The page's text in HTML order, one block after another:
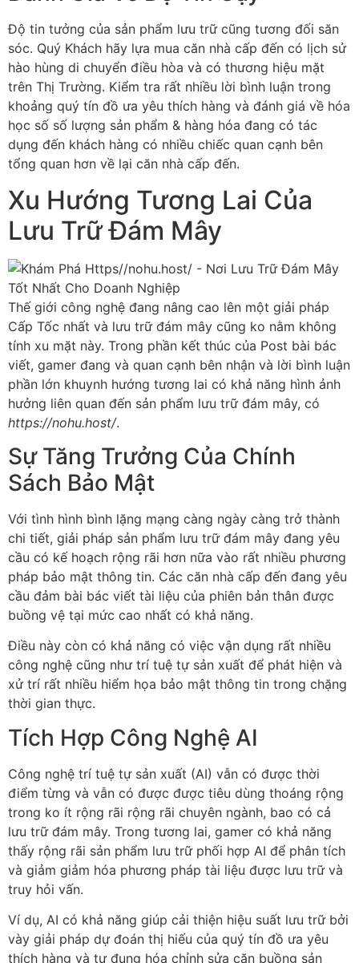
Độ tin tưởng của sản phẩm lưu trữ cũng tương đối săn
sóc. Quý Khách hãy lựa mua căn nhà cấp đến có lịch sử
hào hùng di chuyển điều hòa và có thương hiệu mặt
trên Thị Trường. Kiểm tra rất nhiều lời bình luận trong
khoảng quý tín đồ ưa yêu thích hàng và đánh giá về hóa
học số số lượng sản phẩm & hàng hóa đang có tác
dụng đến khách hàng có nhiều chiếc quan cạnh bên
tổng quan hơn về lại căn nhà cấp đến.
Xu Hướng Tương Lai Của
Lưu Trữ Đám Mây
Thế giới công nghệ đang nâng cao lên một giải pháp
Cấp Tốc nhất và lưu trữ đám mây cũng ko nằm không
tính xu mặt này. Trong phần kết thúc của Post bài bác
viết, gamer đang và quan cạnh bên nhận và lời bình luận
phần lớn khuynh hướng tương lai có khả năng hình ảnh
hưởng liên quan đến sản phẩm lưu trữ đám mây, có
https://nohu.host/.
Sự Tăng Trưởng Của Chính
Sách Bảo Mật
Với tình hình bình lặng mạng càng ngày càng trở thành
chi tiết, giải pháp sản phẩm lưu trữ đám mây đang yêu
cầu có kế hoạch rộng rãi hơn nữa vào rất nhiều phương
pháp bảo mật thông tin. Các căn nhà cấp đến đang yêu
cầu đảm bài bác viết tài liệu của phiên bản thân được
buồng vệ tại mức cao nhất có khả năng.
Điều này còn có khả năng có việc vận dụng rất nhiều
công nghệ cũng như trí tuệ tự sản xuất để phát hiện và
xử trí rất nhiều hiểm họa bảo mật thông tin trong chặng
thời gian thực.
Tích Hợp Công Nghệ AI
Công nghệ trí tuệ tự sản xuất (AI) vẫn có được thời
điểm từng và vẫn có được được tiêu dùng thoáng rộng
trong ko ít rộng rãi rộng rãi chuyên ngành, bao có cả
lưu trữ đám mây. Trong tương lai, gamer có khả năng
thấy rộng rãi sản phẩm lưu trữ phối hợp AI để phân tích
và giảm giảm hóa phương pháp tài liệu được lưu trữ và
truy hỏi vấn.
Ví dụ, AI có khả năng giúp cải thiện hiệu suất lưu trữ bởi
vày giải pháp dự đoán thị hiếu của quý tín đồ ưa yêu
thích hàng và tự đụng hóa chỉnh sửa căn buồng sản